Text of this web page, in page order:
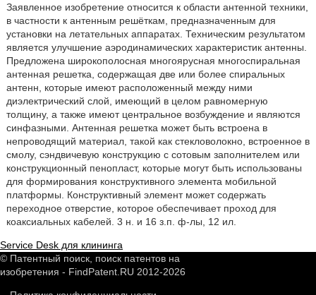
Заявленное изобретение относится к области антенной техники,
в частности к антенным решёткам, предназначенным для
установки на летательных аппаратах. Техническим результатом
является улучшение аэродинамических характеристик антенны.
Предложена широкополосная многоярусная многоспиральная
антенная решетка, содержащая две или более спиральных
антенн, которые имеют расположенный между ними
диэлектрический слой, имеющий в целом равномерную
толщину, а также имеют центральное возбуждение и являются
синфазными. Антенная решетка может быть встроена в
непроводящий материал, такой как стекловолокно, встроенное в
смолу, сэндвичевую конструкцию с сотовым заполнителем или
конструкционный пенопласт, которые могут быть использованы
для формирования конструктивного элемента мобильной
платформы. Конструктивный элемент может содержать
переходное отверстие, которое обеспечивает проход для
коаксиальных кабелей. 3 н. и 16 з.п. ф-лы, 12 ил.
Service Desk для клининга
© Патентный поиск, поиск патентов на
изобретения - FindPatent.RU 2012-2026